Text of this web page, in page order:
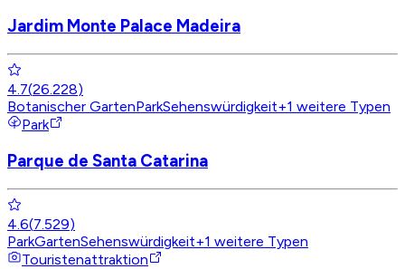
Jardim Monte Palace Madeira
4.7(26.228)
Botanischer GartenParkSehenswürdigkeit+1 weitere Typen
Park
Parque de Santa Catarina
4.6(7.529)
ParkGartenSehenswürdigkeit+1 weitere Typen
Touristenattraktion